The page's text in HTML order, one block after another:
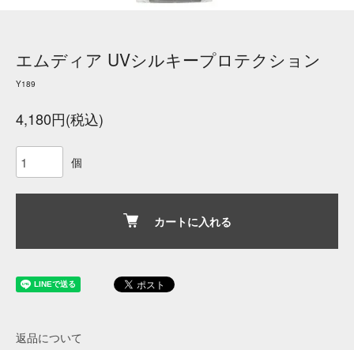
エムディア UVシルキープロテクション
Y189
4,180円(税込)
個
カートに入れる
返品について